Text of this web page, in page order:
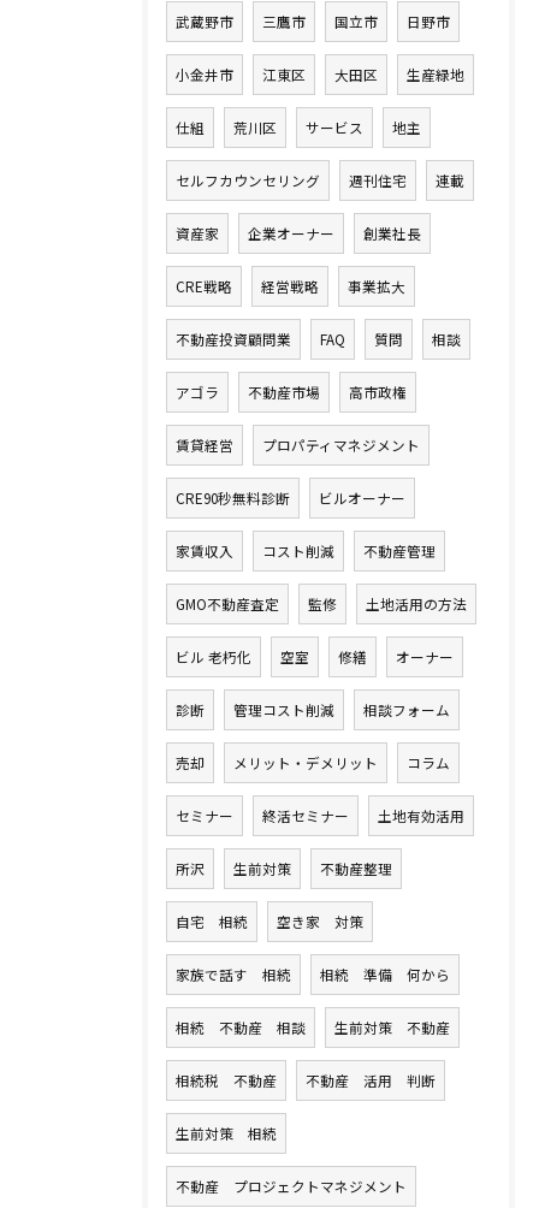
武蔵野市 三鷹市 国立市 日野市
小金井市 江東区 大田区 生産緑地
仕組 荒川区 サービス 地主
セルフカウンセリング 週刊住宅 連載
資産家 企業オーナー 創業社長
CRE戦略 経営戦略 事業拡大
不動産投資顧問業 FAQ 質問 相談
アゴラ 不動産市場 高市政権
賃貸経営 プロパティマネジメント
CRE90秒無料診断 ビルオーナー
家賃収入 コスト削減 不動産管理
GMO不動産査定 監修 土地活用の方法
ビル 老朽化 空室 修繕 オーナー
診断 管理コスト削減 相談フォーム
売却 メリット・デメリット コラム
セミナー 終活セミナー 土地有効活用
所沢 生前対策 不動産整理
自宅 相続 空き家 対策
家族で話す 相続 相続 準備 何から
相続 不動産 相談 生前対策 不動産
相続税 不動産 不動産 活用 判断
生前対策 相続
不動産 プロジェクトマネジメント